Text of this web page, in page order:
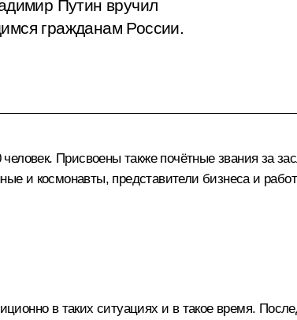
Путин вручил
гражданам России.
Присвоены также почётные звания за
и космонавты, представители бизнеса и
в таких ситуациях и в такое время.